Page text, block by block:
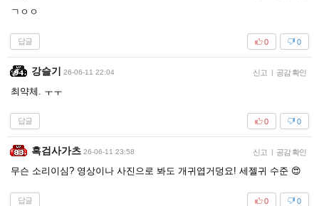
ㄱㅇㅇ
답글 0
0
강슬기 26-06-11 22:04 신고 | 공감 확인
최약체. ㅜㅜ
답글 0
0
흑검사가츠 26-06-11 23:58 신고 | 공감 확인
무슨 소리이심? 영상이나 사진으로 봐도 개귀엽거덩요! 세젤귀 수준 😍
답글 0
0